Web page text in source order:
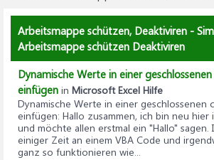
Arbeitsmappe schützen, Deaktiviren -
Arbeitsmappe schützen Deaktiviren
Dynamische Werte in einer
einfügen in Microsoft Excel Hilfe
Dynamische Werte in einer geschlossenen
einfügen: Hallo zusammen, ich bin neu hier
und möchte allen erstmal ein "Hallo" sagen.
einiger Zeit an einem VBA Code und
ganz so funktionieren wie...